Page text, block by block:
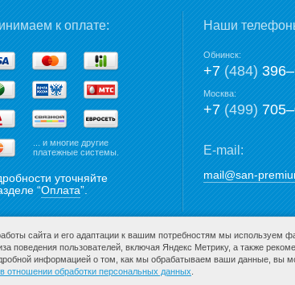
к оплате:
... и многие другие
платежные системы.
уточняйте
“Оплата”.
Наши
Обнинск:
+7(484)
Москва:
+7(499)
E-mail:
mail@san-
сайта и его адаптации к вашим потребностям мы используем
поведения пользователей, включая Яндекс Метрику, а также
информацией о том, как мы обрабатываем ваши данные, вы
отношении обработки персональных данных